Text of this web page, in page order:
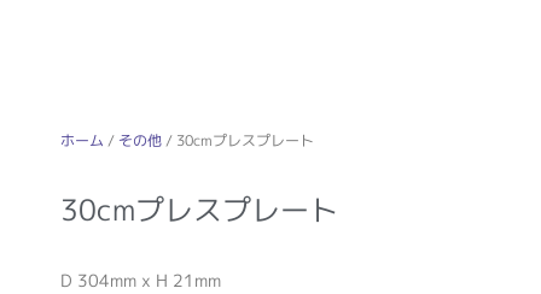
ホーム / その他/ 30cmプレスプレート
30cmプレスプレート
D 304mm x H 21mm